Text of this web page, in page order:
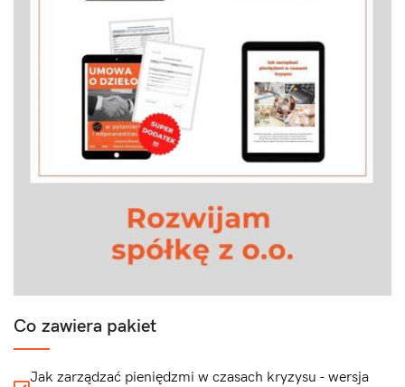
Co zawiera pakiet
Jak zarządzać pieniędzmi w czasach kryzysu - wersja